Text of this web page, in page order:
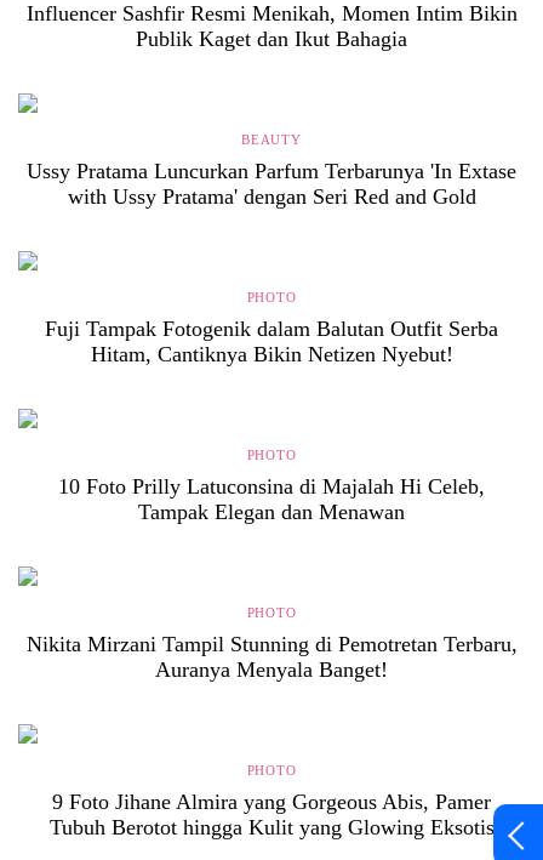
Influencer Sashfir Resmi Menikah, Momen Intim Bikin
Publik Kaget dan Ikut Bahagia
BEAUTY
Ussy Pratama Luncurkan Parfum Terbarunya 'In Extase
with Ussy Pratama' dengan Seri Red and Gold
PHOTO
Fuji Tampak Fotogenik dalam Balutan Outfit Serba
Hitam, Cantiknya Bikin Netizen Nyebut!
PHOTO
10 Foto Prilly Latuconsina di Majalah Hi Celeb,
Tampak Elegan dan Menawan
PHOTO
Nikita Mirzani Tampil Stunning di Pemotretan Terbaru,
Auranya Menyala Banget!
PHOTO
9 Foto Jihane Almira yang Gorgeous Abis, Pamer
Tubuh Berotot hingga Kulit yang Glowing Eksotis